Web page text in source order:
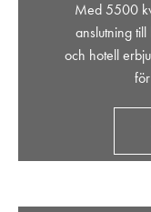
Med 5500
anslutning
och hotell